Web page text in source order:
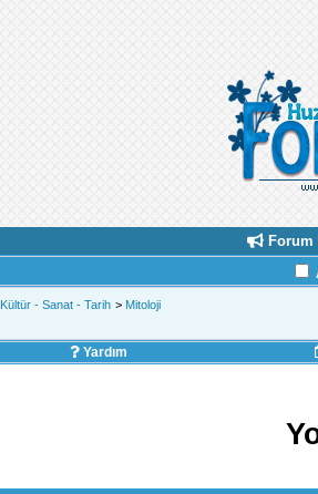
Forum
Kültür - Sanat - Tarih > Mitoloji
Yardım